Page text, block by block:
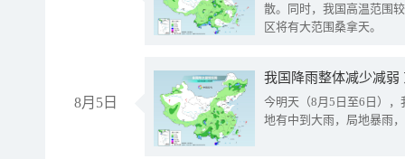
散。同时，我国高温范围
区将有大范围桑拿天。
8月5日
我国降雨整体减少减弱
今明天（8月5日至6日）
地有中到大雨，局地暴雨